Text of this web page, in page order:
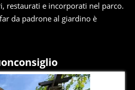
restaurati e incorporati nel parco.
da padrone al giardino è